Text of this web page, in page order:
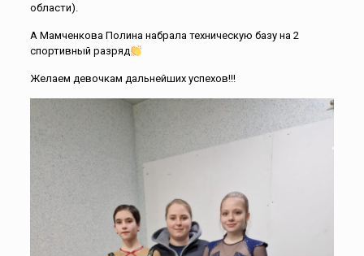
области).
А Мамченкова Полина набрала техническую базу на 2
спортивный разряд
Желаем девочкам дальнейших успехов!!!